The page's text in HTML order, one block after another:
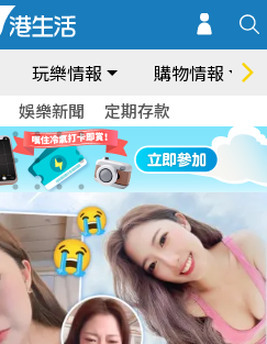
玩樂情報 購物情報
娛樂新聞 定期存款